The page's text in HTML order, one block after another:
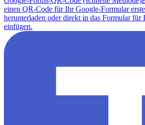
einen QR-Code für Ihr Google-Formular
herunterladen oder direkt in das Formular für
einfügen.